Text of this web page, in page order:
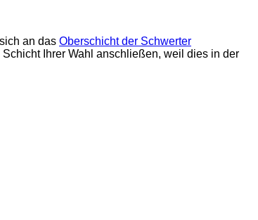
an das Oberschicht der Schwerter
Ihrer Wahl anschließen, weil dies in der